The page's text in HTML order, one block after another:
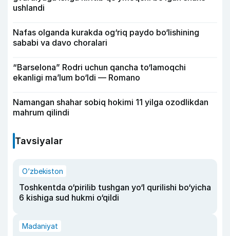
ushlandi
Nafas olganda kurakda og‘riq paydo bo‘lishining
sababi va davo choralari
“Barselona” Rodri uchun qancha to‘lamoqchi
ekanligi ma’lum bo‘ldi — Romano
Namangan shahar sobiq hokimi 11 yilga ozodlikdan
mahrum qilindi
Tavsiyalar
O‘zbekiston
Toshkentda o‘pirilib tushgan yo‘l qurilishi bo‘yicha
6 kishiga sud hukmi o‘qildi
Madaniyat